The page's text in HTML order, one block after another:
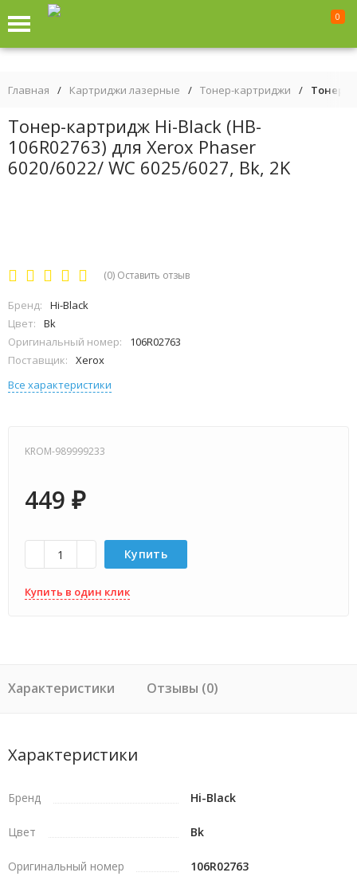
0
Главная / Картриджи лазерные / Тонер-картриджи / Тонер-
Тонер-картридж Hi-Black (HB-
106R02763) для Xerox Phaser
6020/6022/ WC 6025/6027, Bk, 2K
(0) Оставить отзыв
Бренд:
Hi-Black
Цвет:
Bk
Оригинальный номер:
106R02763
Поставщик:
Xerox
Все характеристики
KROM-989999233
449 ₽
Купить
Купить в один клик
Характеристики Отзывы (0)
Характеристики
Бренд Hi-Black
Цвет Bk
Оригинальный номер 106R02763